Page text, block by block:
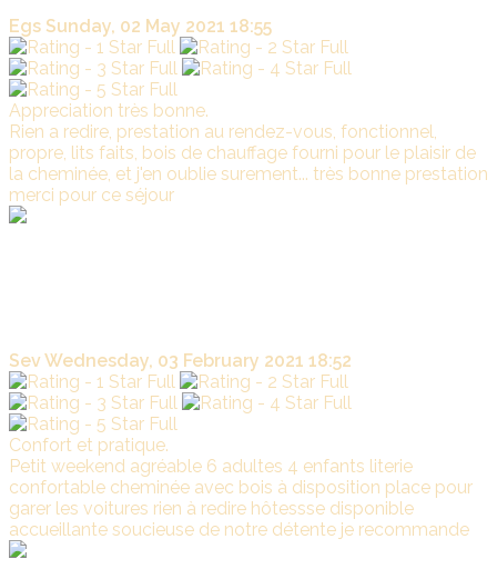
Egs Sunday, 02 May 2021 18:55
Appreciation très bonne.
Rien a redire, prestation au rendez-vous, fonctionnel,
propre, lits faits, bois de chauffage fourni pour le plaisir de
la cheminée, et j'en oublie surement... très bonne prestation
merci pour ce séjour
SevWednesday, 03 February 2021 18:52
Confort et pratique.
Petit weekend agréable 6 adultes 4 enfants literie
confortable cheminée avec bois à disposition place pour
garer les voitures rien à redire hôtessse disponible
accueillante soucieuse de notre détente je recommande